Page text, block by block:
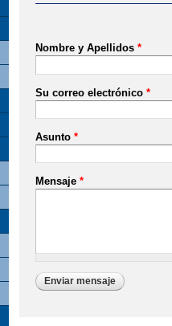
Nombre y Apellidos *
Su correo electrónico *
Asunto *
Mensaje *